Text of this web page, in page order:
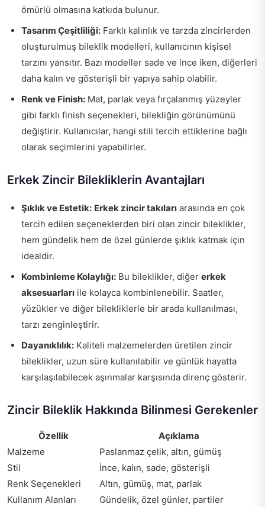
ömürlü olmasına katkıda bulunur.
Tasarım Çeşitliliği: Farklı kalınlık ve tarzda zincirlerden
oluşturulmuş bileklik modelleri, kullanıcının kişisel
tarzını yansıtır. Bazı modeller sade ve ince iken, diğerleri
daha kalın ve gösterişli bir yapıya sahip olabilir.
Renk ve Finish: Mat, parlak veya fırçalanmış yüzeyler
gibi farklı finish seçenekleri, bilekliğin görünümünü
değiştirir. Kullanıcılar, hangi stili tercih ettiklerine bağlı
olarak seçimlerini yapabilirler.
Erkek Zincir Bilekliklerin Avantajları
Şıklık ve Estetik: Erkek zincir takıları arasında en çok
tercih edilen seçeneklerden biri olan zincir bileklikler,
hem gündelik hem de özel günlerde şıklık katmak için
idealdir.
Kombinleme Kolaylığı: Bu bileklikler, diğer erkek
aksesuarları ile kolayca kombinlenebilir. Saatler,
yüzükler ve diğer bilekliklerle bir arada kullanılması,
tarzı zenginleştirir.
Dayanıklılık: Kaliteli malzemelerden üretilen zincir
bileklikler, uzun süre kullanılabilir ve günlük hayatta
karşılaşılabilecek aşınmalar karşısında direnç gösterir.
Zincir Bileklik Hakkında Bilinmesi Gerekenler
Özellik
Açıklama
Malzeme
Paslanmaz çelik, altın, gümüş
Stil
İnce, kalın, sade, gösterişli
Renk Seçenekleri
Altın, gümüş, mat, parlak
Kullanım Alanları
Gündelik, özel günler, partiler